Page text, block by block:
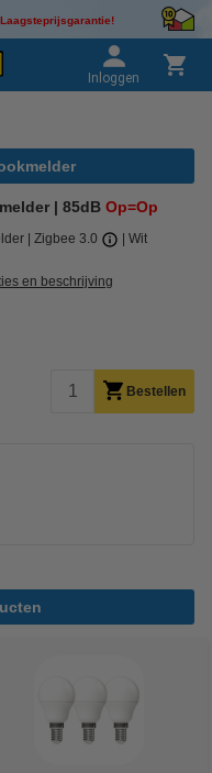
Laagsteprijsgarantie!
Inloggen
| 85dB Op=Op
Zigbee 3.0 Wit
en beschrijving
Bestellen